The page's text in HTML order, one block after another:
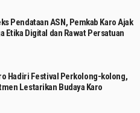
Pendataan ASN, Pemkab Karo Ajak
Etika Digital dan Rawat Persatuan
Hadiri Festival Perkolong-kolong,
Lestarikan Budaya Karo